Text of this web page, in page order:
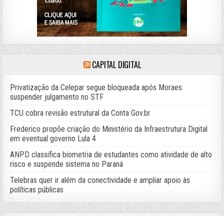
CAPITAL DIGITAL
Privatização da Celepar segue bloqueada após Moraes
suspender julgamento no STF
TCU cobra revisão estrutural da Conta Gov.br
Frederico propõe criação do Ministério da Infraestrutura Digital
em eventual governo Lula 4
ANPD classifica biometria de estudantes como atividade de alto
risco e suspende sistema no Paraná
Telebras quer ir além da conectividade e ampliar apoio às
políticas públicas